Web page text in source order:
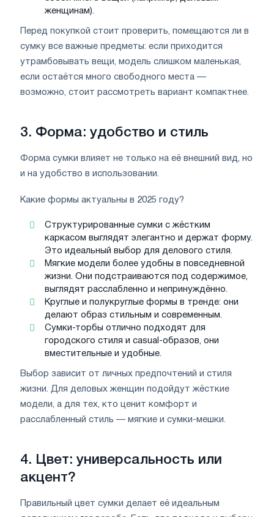
женщинам).
Перед покупкой стоит проверить, помещаются ли в
сумку все важные предметы: если приходится
утрамбовывать вещи, модель слишком маленькая,
если остаётся много свободного места —
возможно, стоит рассмотреть вариант компактнее.
3. Форма: удобство и стиль
Форма сумки влияет не только на её внешний вид, но
и на удобство в использовании.
Какие формы актуальны в 2025 году?
Структурированные сумки с жёстким
каркасом выглядят элегантно и держат форму.
Это идеальный выбор для делового стиля.
Мягкие модели более удобны в повседневной
жизни. Они подстраиваются под содержимое,
выглядят расслабленно и непринуждённо.
Круглые и полукруглые формы в тренде: они
делают образ стильным и современным.
Сумки-торбы отлично подходят для
городского стиля и casual-образов, они
вместительные и удобные.
Выбор зависит от личных предпочтений и стиля
жизни. Для деловых женщин подойдут жёсткие
модели, а для тех, кто ценит комфорт и
расслабленный стиль — мягкие и сумки-мешки.
4. Цвет: универсальность или
акцент?
Правильный цвет сумки делает её идеальным